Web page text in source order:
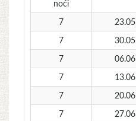
noći
7 23.05
7
30.05
7
06.06
7
13.06
7
20.06
7
27.06